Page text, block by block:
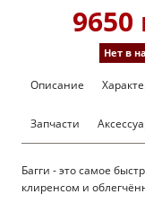
9650
Нет в
Описание
Запчасти
Багги - это самое
клиренсом и